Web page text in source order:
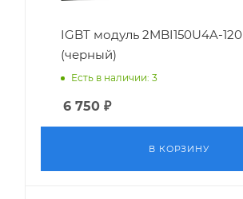
IGBT модуль 2MBI150U4A-120
(черный)
Есть в наличии: 3
6 750 ₽
В КОРЗИНУ